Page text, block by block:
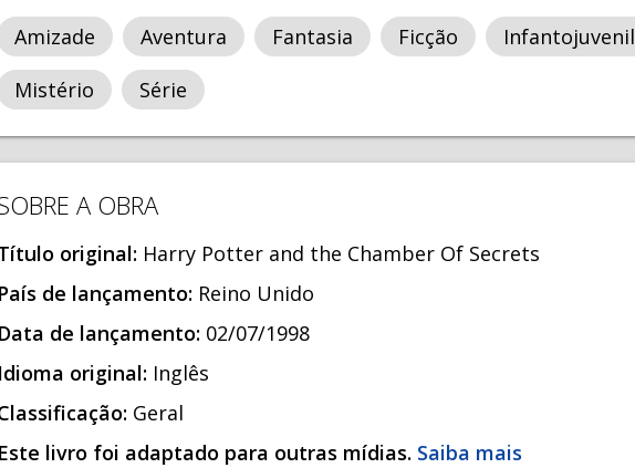
Amizade Aventura Fantasia Ficção Infantojuvenil
Mistério
Série
A OBRA
original: Harry Potter and the Chamber Of Secrets
País de lançamento: Reino Unido
Data de lançamento: 02/07/1998
Idioma original: Inglês
Geral
Este livro foi adaptado para outras mídias. Saiba mais